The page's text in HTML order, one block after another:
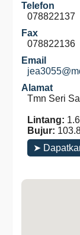
Telefon
078822137
Fax
078822136
Email
Alamat
Tmn Seri
Lintang:
Bujur:
➤